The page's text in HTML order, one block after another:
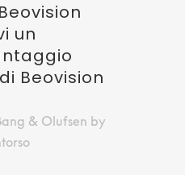
un
Beovision
& Olufsen by